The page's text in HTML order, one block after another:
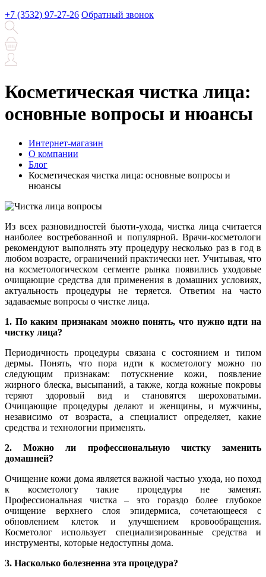
+7 (3532) 97-27-26 Обратный звонок
Косметическая чистка лица:
основные вопросы и нюансы
Интернет-магазин
О компании
Блог
Косметическая чистка лица: основные вопросы и
нюансы
Из всех разновидностей бьюти-ухода, чистка лица считается
наиболее востребованной и популярной. Врачи-косметологи
рекомендуют выполнять эту процедуру несколько раз в год в
любом возрасте, ограничений практически нет. Учитывая, что
на косметологическом сегменте рынка появились уходовые
очищающие средства для применения в домашних условиях,
актуальность процедуры не теряется. Ответим на часто
задаваемые вопросы о чистке лица.
1. По каким признакам можно понять, что нужно идти на
чистку лица?
Периодичность процедуры связана с состоянием и типом
дермы. Понять, что пора идти к косметологу можно по
следующим признакам: потускнение кожи, появление
жирного блеска, высыпаний, а также, когда кожные покровы
теряют здоровый вид и становятся шероховатыми.
Очищающие процедуры делают и женщины, и мужчины,
независимо от возраста, а специалист определяет, какие
средства и технологии применять.
2. Можно ли профессиональную чистку заменить
домашней?
Очищение кожи дома является важной частью ухода, но поход
к косметологу такие процедуры не заменят.
Профессиональная чистка – это гораздо более глубокое
очищение верхнего слоя эпидермиса, сочетающееся с
обновлением клеток и улучшением кровообращения.
Косметолог использует специализированные средства и
инструменты, которые недоступны дома.
3. Насколько болезненна эта процедура?